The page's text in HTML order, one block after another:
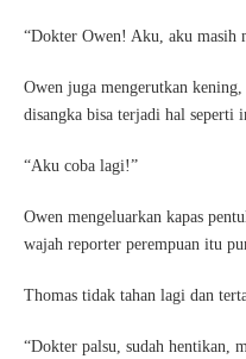
“Dokter Owen! Aku, aku masih
Owen juga mengerutkan
disangka bisa terjadi hal seperti
“Aku coba lagi!”
Owen mengeluarkan kapas
wajah reporter perempuan itu
Thomas tidak tahan lagi dan
“Dokter palsu, sudah hentikan,